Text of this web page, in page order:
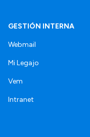
GESTIÓN INTERNA
Webmail
Mi Legajo
Vem
Intranet